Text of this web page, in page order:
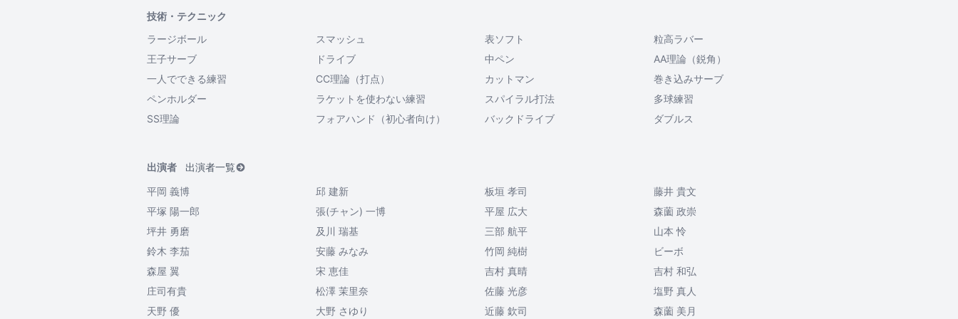
技術・テクニック
ラージボール
スマッシュ 表ソフト
粒高ラバー
王子サーブ
ドライブ 中ペン
AA理論（鋭角）
一人でできる練習
CC理論（打点） カットマン
巻き込みサーブ
ペンホルダー
ラケットを使わない練習 スパイラル打法
多球練習
SS理論
フォアハンド（初心者向け） バックドライブ ダブルス
出演者
出演者一覧
平岡 義博
邱 建新 板垣 孝司
藤井 貴文
平塚 陽一郎
張(チャン) 一博 平屋 広大
森薗 政崇
坪井 勇磨
及川 瑞基 三部 航平
山本 怜
鈴木 李茄
安藤 みなみ 竹岡 純樹
ビーボ
森屋 翼
宋 恵佳 吉村 真晴
吉村 和弘
庄司有貴
松澤 茉里奈 佐藤 光彦
塩野 真人
天野 優
大野 さゆり 近藤 欽司 森薗 美月